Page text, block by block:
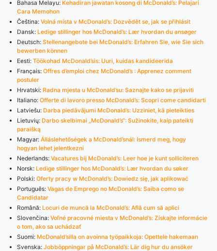
Bahasa Melayu: Kehadiran jawatan kosong di McDonald’s: Pelajari
Cara Memohon
Čeština: Volná místa v McDonald’s: Dozvědět se, jak se přihlásit
Dansk: Ledige stillinger hos McDonald’s: Lær hvordan du ansøger
Deutsch: Stellenangebote bei McDonald’s: Erfahren Sie, wie Sie sich
bewerben können
Eesti: Töökohad McDonald’sis: Uuri, kuidas kandideerida
Français: Offres d’emploi chez McDonald’s : Apprenez comment
postuler
Hrvatski: Radna mjesta u McDonald’su: Saznajte kako se prijaviti
Italiano: Offerte di lavoro presso McDonald’s: Scopri come candidarti
Latviešu: Darba piedāvājumi McDonald’s: Uzziniet, kā pieteikties
Lietuvių: Darbo skelbimai „McDonald’s“: Sužinokite, kaip pateikti
paraišką
Magyar: Álláslehetőségek a McDonald’snál: Ismerd meg, hogy
hogyan lehet jelentkezni
Nederlands: Vacatures bij McDonald’s: Leer hoe je kunt solliciteren
Norsk: Ledige stillinger hos McDonald’s: Lær hvordan du søker
Polski: Oferty pracy w McDonald’s: Dowiedz się, jak aplikować
Português: Vagas de Emprego no McDonald’s: Saiba como se
Candidatar
Română: Locuri de muncă la McDonald’s: Află cum să aplici
Slovenčina: Voľné pracovné miesta v McDonald’s: Získajte informácie
o tom, ako sa uchádzať
Suomi: McDonald’silla on avoinna työpaikkoja: Opettele hakemaan
Svenska: Jobböppningar på McDonald’s: Lär dig hur du ansöker